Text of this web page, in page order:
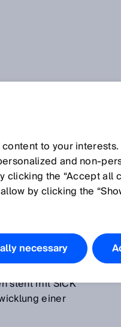
V W X Y Z
steht mit SICK
einer
to your
and
the “Accept all
by clicking the
necessary